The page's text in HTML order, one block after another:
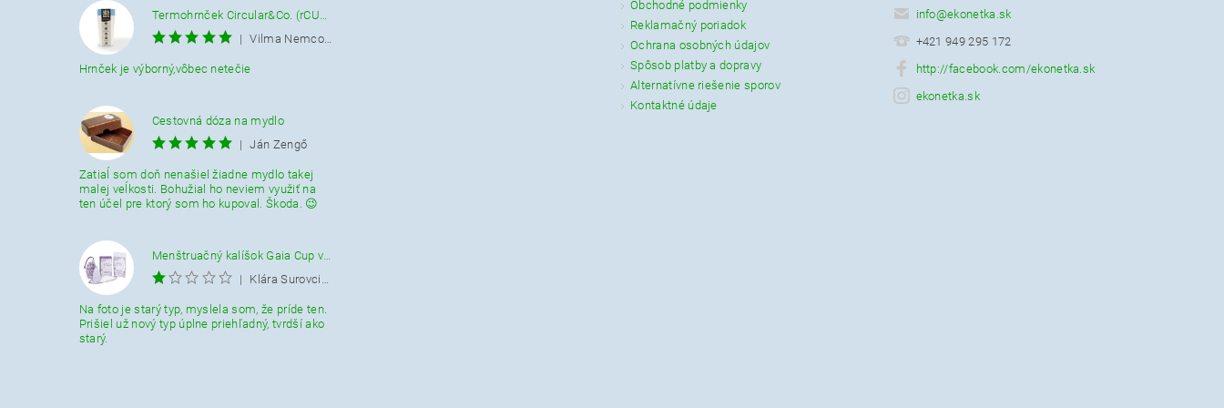
|
Vilma Nemcová
Hrnček je výborný,vôbec netečie
Cestovná dóza na mydlo
|
Ján Zengő
Zatiaĺ som doň nenašiel žiadne mydlo takej
malej veĺkosti. Bohužial ho neviem využiť na
ten účel pre ktorý som ho kupoval. Škoda. 😉
|
Klára Surovcikova
Na foto je starý typ, myslela som, že príde ten.
Prišiel už nový typ úplne priehľadný, tvrdší ako
starý.
Obchodné podmienky
Reklamačný poriadok
Ochrana osobných údajov
Spôsob platby a dopravy
Alternatívne riešenie sporov
Kontaktné údaje
info@ekonetka.sk
+421 949 295 172
http://facebook.com/ekonetka.sk
ekonetka.sk